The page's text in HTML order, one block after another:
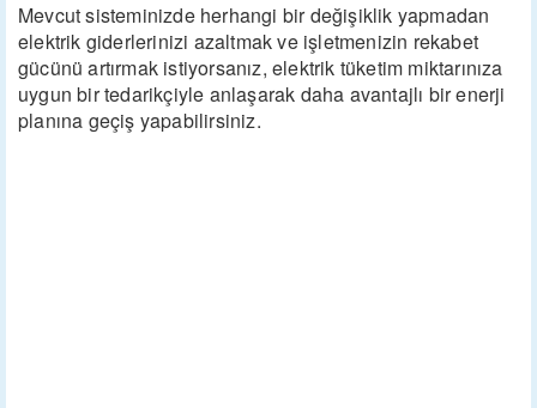
Mevcut sisteminizde herhangi bir değişiklik yapmadan
elektrik giderlerinizi azaltmak ve işletmenizin rekabet
gücünü artırmak istiyorsanız, elektrik tüketim miktarınıza
uygun bir tedarikçiyle anlaşarak daha avantajlı bir enerji
planına geçiş yapabilirsiniz.